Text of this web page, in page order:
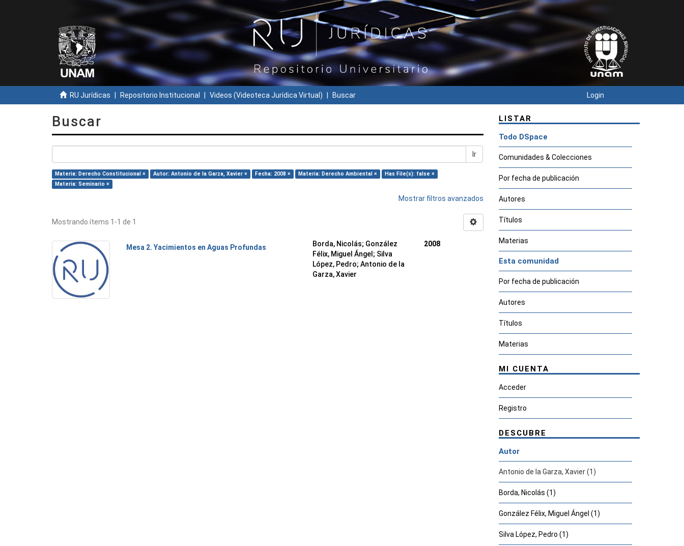
RU Jurídicas Repositorio Institucional Videos (Videoteca Jurídica Virtual) Buscar Login
Buscar
Ir
Materia: Derecho Constitucional × Autor: Antonio de la Garza, Xavier × Fecha: 2008 × Materia: Derecho Ambiental ×
Has File(s): false ×
Materia: Seminario ×
Mostrar filtros avanzados
Mostrando ítems 1-1 de 1
Mesa 2. Yacimientos en Aguas Profundas Borda, Nicolás; González
Félix, Miguel Ángel ; Silva
López, Pedro; Antonio de la
Garza, Xavier
2008
LISTAR
Todo DSpace
Comunidades & Colecciones
Por fecha de publicación
Autores
Títulos
Materias
Esta comunidad
Por fecha de publicación
Autores
Títulos
Materias
MI CUENTA
Acceder
Registro
DESCUBRE
Autor
Antonio de la Garza, Xavier (1)
Borda, Nicolás (1)
González Félix, Miguel Ángel (1)
Silva López, Pedro (1)